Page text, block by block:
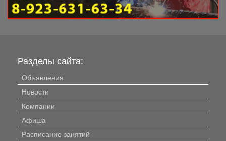
Разделы сайта:
Объявления
Новости
Компании
Афиша
Расписание занятий